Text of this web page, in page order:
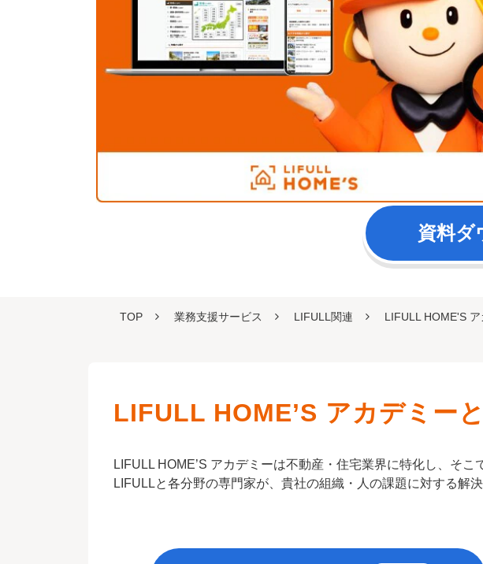
資料ダ
TOP 業務支援サービス LIFULL関連 LIFULL HOME'S
LIFULL HOME’S アカデミー
LIFULL HOME’S アカデミーは不動産・住宅業界に特化し、そこ
LIFULLと各分野の専門家が、貴社の組織・人の課題に対する解